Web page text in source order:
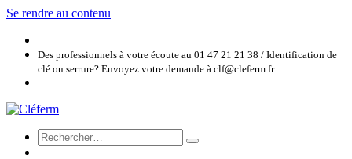
Se rendre au contenu
Des professionnels à votre écoute au 01 47 21 21 38 / Identification de
clé ou serrure? Envoyez votre demande à clf@cleferm.fr